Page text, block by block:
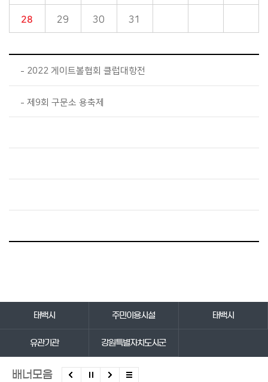
28 29 30 31
2022 게이트볼협회 클럽대항전
제9회 구문소 용축제
태백시 주민이용시설 태백시
유관기관 강원특별자치도시군
배너모음